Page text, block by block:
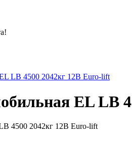
LB 4500 2042кг 12В Euro-lift
EL LB